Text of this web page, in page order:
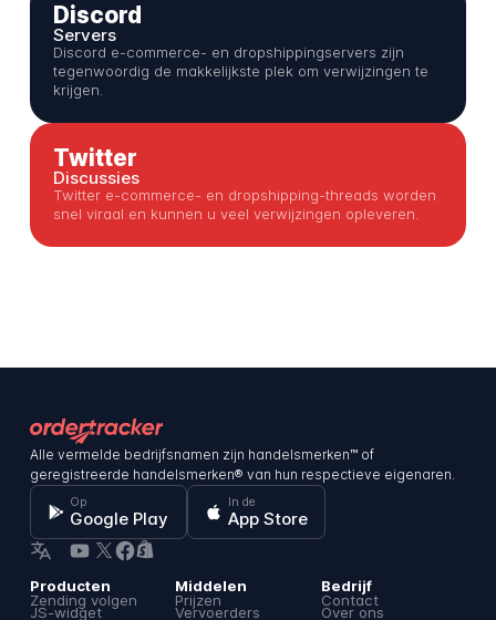
Discord
Servers
Discord e-commerce- en dropshippingservers zijn
tegenwoordig de makkelijkste plek om verwijzingen te
krijgen.
Twitter
Discussies
Twitter e-commerce- en dropshipping-threads worden
snel viraal en kunnen u veel verwijzingen opleveren.
Alle vermelde bedrijfsnamen zijn handelsmerken™ of
geregistreerde handelsmerken® van hun respectieve eigenaren.
Op
Google Play
In de
App Store
Producten
Zending volgen
JS-widget
Middelen
Prijzen
Vervoerders
Bedrijf
Contact
Over ons